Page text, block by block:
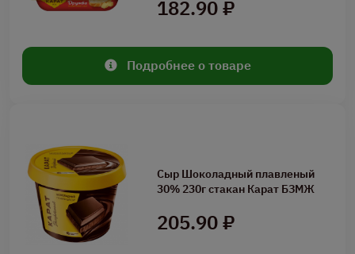
182.90 ₽
Подробнее о товаре
Сыр Шоколадный плавленый
30% 230г стакан Карат БЗМЖ
205.90 ₽